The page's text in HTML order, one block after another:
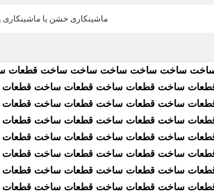
ماشینکاری خشن یا ماشینکاری
ساخت ساخت ساخت ساخت ساخت قطعات
ساخت قطعات ساخت قطعات ساخت
ساخت قطعات ساخت قطعات ساخت
ساخت قطعات ساخت قطعات ساخت
ساخت قطعات ساخت قطعات ساخت
ساخت قطعات ساخت قطعات ساخت
ساخت قطعات ساخت قطعات ساخت
ساخت قطعات ساخت قطعات ساخت